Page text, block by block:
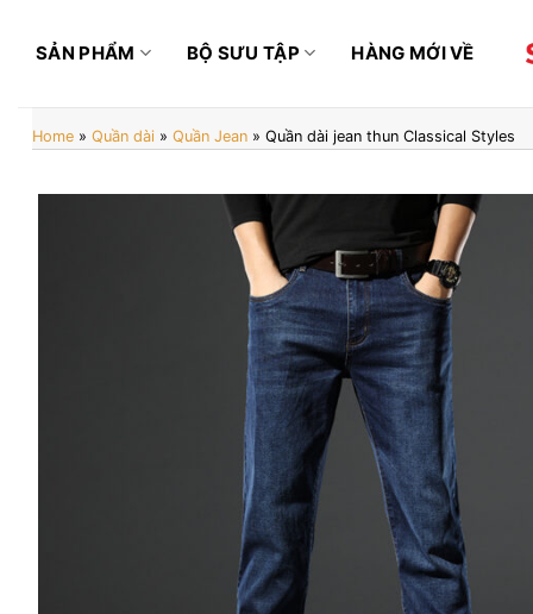
dung
SẢN PHẨM BỘ SƯU TẬP HÀNG MỚI VỀ
Home » Quần dài » Quần Jean » Quần dài jean thun Classical Styles